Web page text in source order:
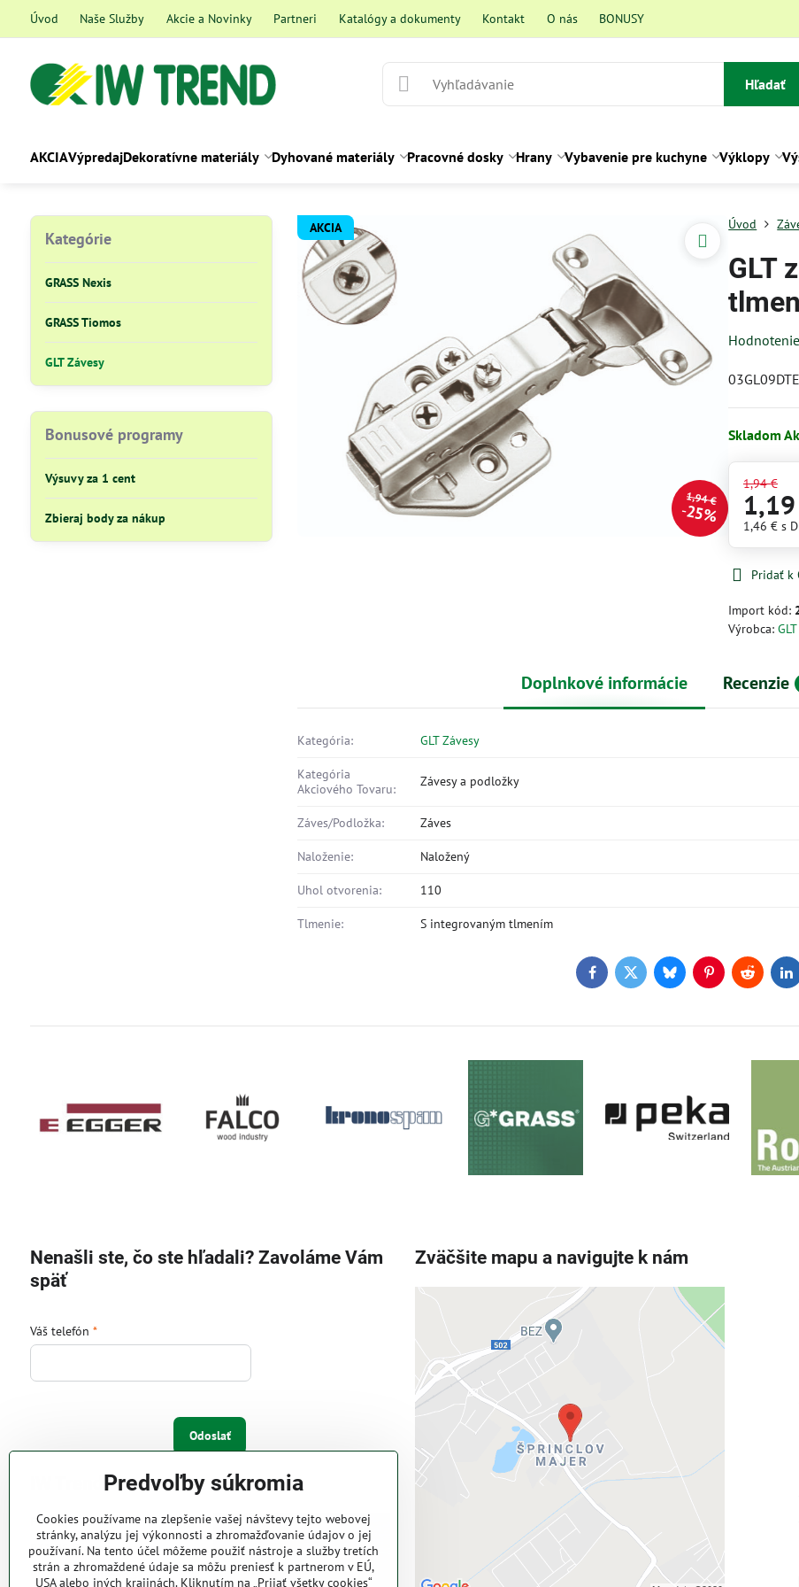
Úvod Naše Služby Akcie a Novinky Partneri Katalógy a dokumenty Kontakt O nás BONUSY
Hľadať
AKCIAVýpredajDekoratívne materiály Dyhované materiály Pracovné dosky Hrany Vybavenie pre kuchyne Výklopy
AKCIA
1,94 €
25%
Úvod
GLT
Hodnotenie
Skladom
1,94 €
1,46 €s
Pridať k
Import kód:
Výrobca:GLT
Doplnkové informácie Recenzie
Kategória: GLT Závesy
Kategória
Akciového Tovaru:
Závesy a podložky
Záves/Podložka: Záves
Naloženie: Naložený
Uhol otvorenia: 110
Tlmenie: S integrovaným tlmením
FacebookTwitterBlueskyPinterestReddit
Kategórie
GRASS Nexis
GRASS Tiomos
GLT Závesy
Bonusové programy
Výsuvy za 1 cent
Zbieraj body za nákup
Nenašli ste, čo ste hľadali? Zavoláme Vám
späť
Váš telefón *
Odoslať
IW Trend s.r.o.
Pri Majeri 6
831 06 Bratislava
Web: www.iwtrend.sk
Zväčšite mapu a navigujte k nám
Externý obsah je blokovaný
Prajete si načítať externý obsah?
Povoliť tentokrát
Povoliť a zapamätať - súhlas s druhom
cookie: Funkčné
Otvoriť obsah v novom okne
Predvoľby súkromia
Cookies používame na zlepšenie vašej návštevy tejto webovej
stránky, analýzu jej výkonnosti a zhromažďovanie údajov o jej
používaní. Na tento účel môžeme použiť nástroje a služby tretích
strán a zhromaždené údaje sa môžu preniesť k partnerom v EÚ,
USA alebo iných krajinách. Kliknutím na „Prijať všetky cookies“